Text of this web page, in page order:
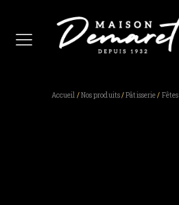
Accueil /Nos produits/Pâtisserie/ Fêtes